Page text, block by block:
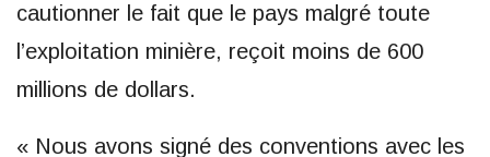
cautionner le fait que le pays malgré toute
l’exploitation minière, reçoit moins de 600
millions de dollars.
« Nous avons signé des conventions avec les